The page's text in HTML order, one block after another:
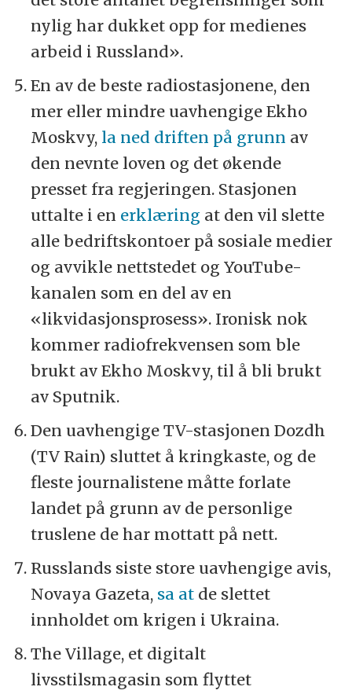
nylig har dukket opp for medienes
arbeid i Russland».
En av de beste radiostasjonene, den
mer eller mindre uavhengige Ekho
Moskvy, la ned driften på grunn av
den nevnte loven og det økende
presset fra regjeringen. Stasjonen
uttalte i en erklæring at den vil slette
alle bedriftskontoer på sosiale medier
og avvikle nettstedet og YouTube-
kanalen som en del av en
«likvidasjonsprosess». Ironisk nok
kommer radiofrekvensen som ble
brukt av Ekho Moskvy, til å bli brukt
av Sputnik.
Den uavhengige TV-stasjonen Dozdh
(TV Rain) sluttet å kringkaste, og de
fleste journalistene måtte forlate
landet på grunn av de personlige
truslene de har mottatt på nett.
Russlands siste store uavhengige avis,
Novaya Gazeta, sa at de slettet
innholdet om krigen i Ukraina.
The Village, et digitalt
livsstilsmagasin som flyttet